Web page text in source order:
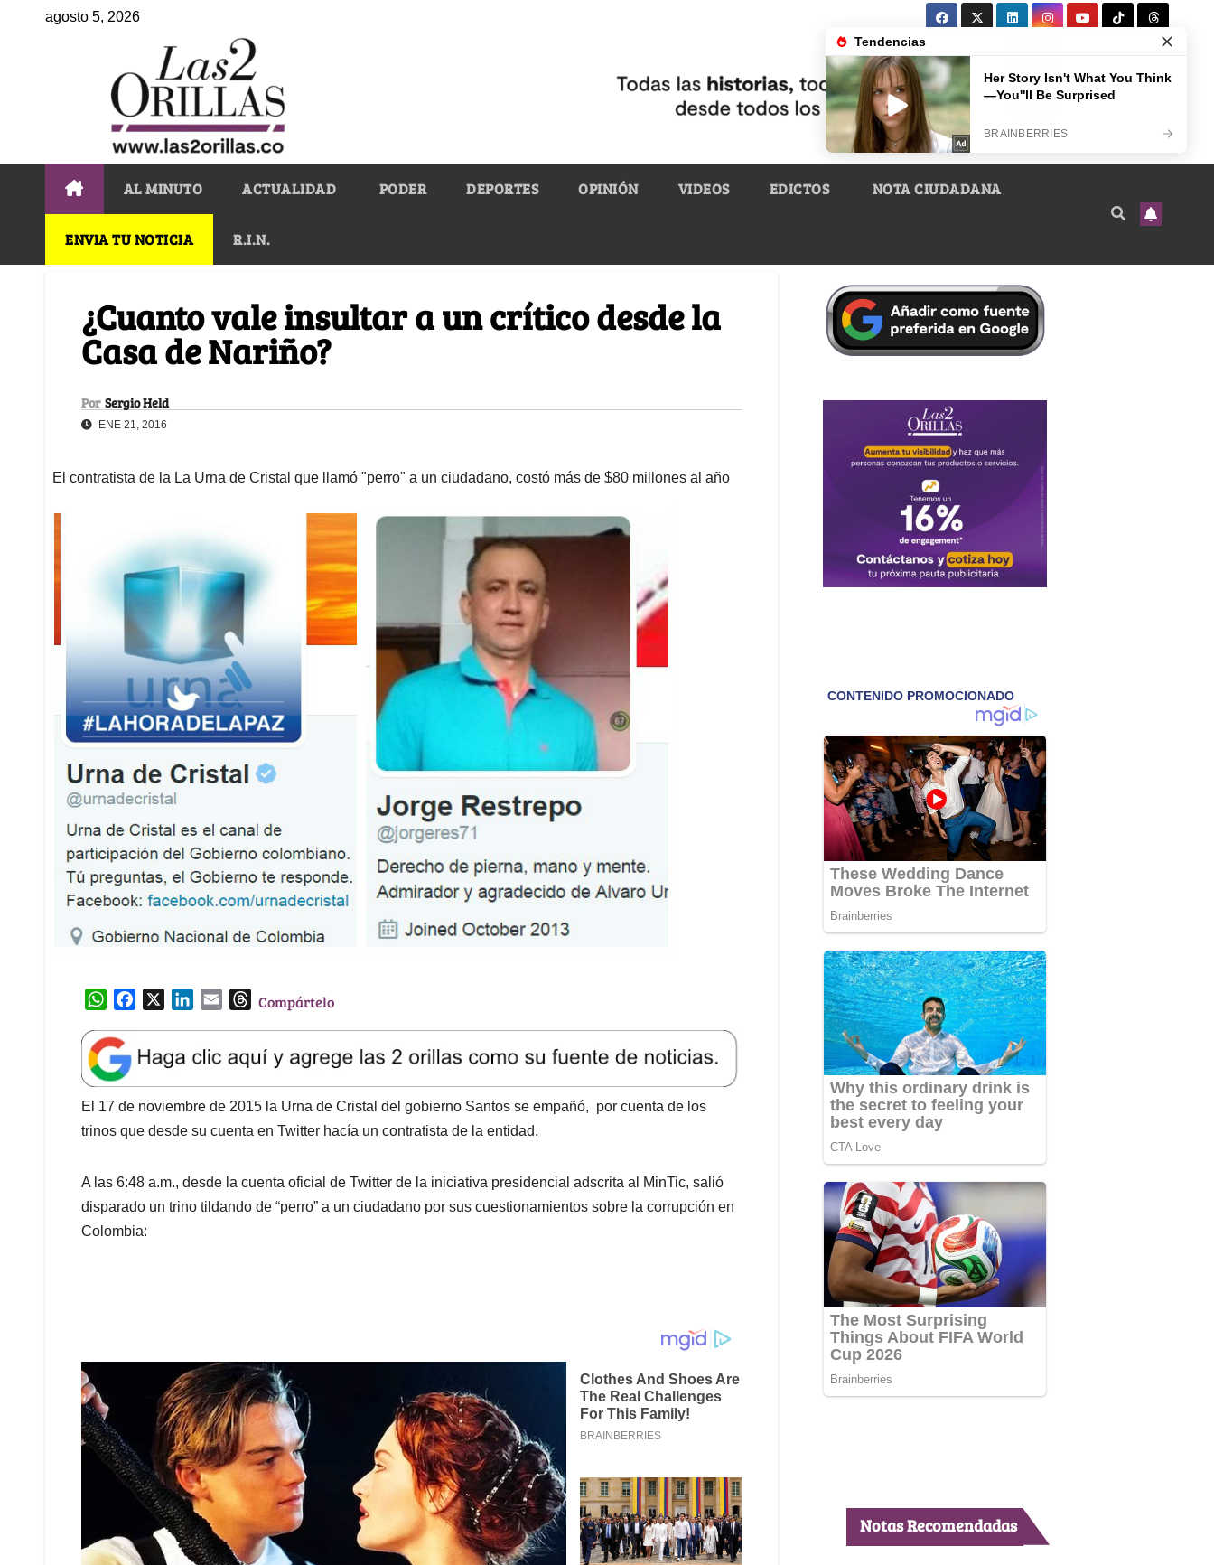
agosto 5, 2026
AL MINUTO ACTUALIDAD PODER DEPORTES OPINIÓN VIDEOS EDICTOS NOTA CIUDADANA
ENVIA TU NOTICIA R.I.N.
¿Cuanto vale insultar a un crítico desde la
Casa de Nariño?
Por Sergio Held
ENE 21, 2016
El contratista de la La Urna de Cristal que llamó "perro" a un ciudadano, costó más de $80 millones al año
W
a
t
s
A
p
e
b
o
o
k
e
d
I
l
T
e
a
d
s
Compártelo
El 17 de noviembre de 2015 la Urna de Cristal del gobierno Santos se empañó, por cuenta de los
trinos que desde su cuenta en Twitter hacía un contratista de la entidad.
A las 6:48 a.m., desde la cuenta oficial de Twitter de la iniciativa presidencial adscrita al MinTic, salió
disparado un trino tildando de “perro” a un ciudadano por sus cuestionamientos sobre la corrupción en
Colombia:
Notas Recomendadas